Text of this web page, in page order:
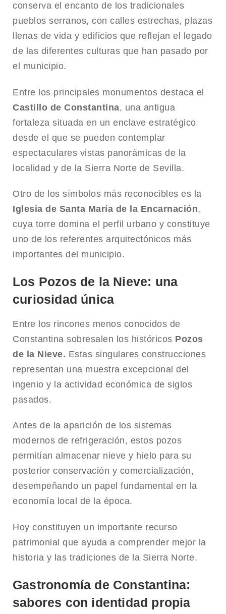
conserva el encanto de los tradicionales
pueblos serranos, con calles estrechas, plazas
llenas de vida y edificios que reflejan el legado
de las diferentes culturas que han pasado por
el municipio.
Entre los principales monumentos destaca el
Castillo de Constantina, una antigua
fortaleza situada en un enclave estratégico
desde el que se pueden contemplar
espectaculares vistas panorámicas de la
localidad y de la Sierra Norte de Sevilla.
Otro de los símbolos más reconocibles es la
Iglesia de Santa María de la Encarnación,
cuya torre domina el perfil urbano y constituye
uno de los referentes arquitectónicos más
importantes del municipio.
Los Pozos de la Nieve: una
curiosidad única
Entre los rincones menos conocidos de
Constantina sobresalen los históricos Pozos
de la Nieve. Estas singulares construcciones
representan una muestra excepcional del
ingenio y la actividad económica de siglos
pasados.
Antes de la aparición de los sistemas
modernos de refrigeración, estos pozos
permitían almacenar nieve y hielo para su
posterior conservación y comercialización,
desempeñando un papel fundamental en la
economía local de la época.
Hoy constituyen un importante recurso
patrimonial que ayuda a comprender mejor la
historia y las tradiciones de la Sierra Norte.
Gastronomía de Constantina:
sabores con identidad propia